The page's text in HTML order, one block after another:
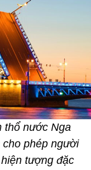
thổ nước Nga
phép người
tượng đặc